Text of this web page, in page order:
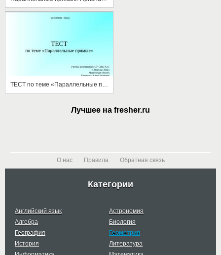
Лучшее на fresher.ru
О нас Правила Обратная связь
Категории
Английский язык
Астрономия
Алгебра
Биология
География
Геометрия
История
Литература